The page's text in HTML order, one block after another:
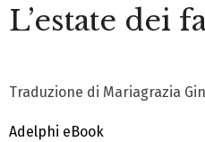
L’estate dei
Traduzione di Mariagrazia
Adelphi eBook